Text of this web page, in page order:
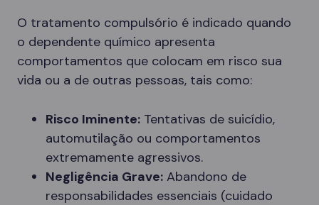
O tratamento compulsório é indicado quando
o dependente químico apresenta
comportamentos que colocam em risco sua
vida ou a de outras pessoas, tais como:
Risco Iminente: Tentativas de suicídio,
automutilação ou comportamentos
extremamente agressivos.
Negligência Grave: Abandono de
responsabilidades essenciais (cuidado